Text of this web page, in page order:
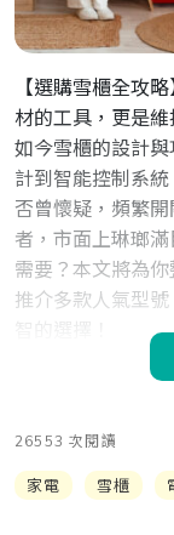
【選購雪櫃全攻
材的工具，更是
如今雪櫃的設計
計到智能控制系
否曾懷疑，頻繁
者，市面上琳瑯
需要？本文將為
推介多款人氣型
26553 次閱讀
家電 雪櫃